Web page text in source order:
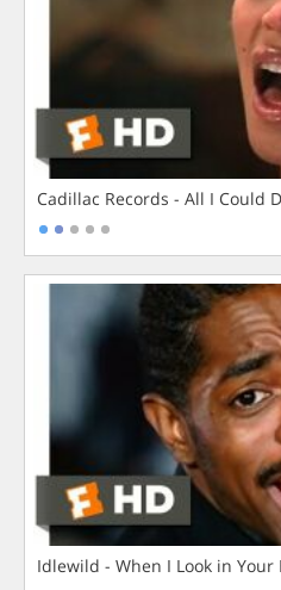
Cadillac Records - All I Could
Idlewild - When I Look in Your